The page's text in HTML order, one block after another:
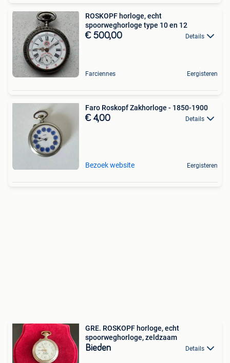
ROSKOPF horloge, echt
spoorweghorloge type 10 en 12
€ 500,00 Details
Farciennes Eergisteren
Faro Roskopf Zakhorloge - 1850-1900
€ 4,00 Details
Bezoek website Eergisteren
GRE. ROSKOPF horloge, echt
spoorweghorloge, zeldzaam
Bieden Details